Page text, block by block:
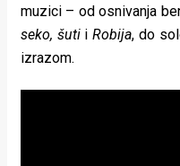
muzici – od osnivanja
seko, šutiiRobija, do
izrazom.